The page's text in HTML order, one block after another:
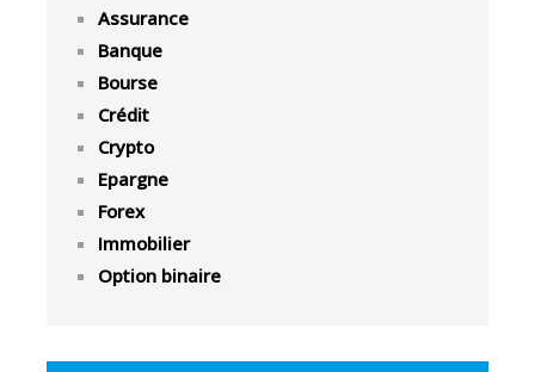
Assurance
Banque
Bourse
Crédit
Crypto
Epargne
Forex
Immobilier
Option binaire